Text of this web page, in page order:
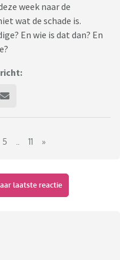
week naar de
wat de schade is.
En wie is dat dan? En
5 11 »
laatste reactie